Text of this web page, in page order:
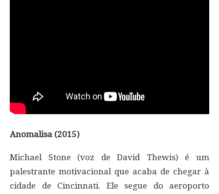
Anomalisa (2015)
Michael Stone (voz de David Thewis) é um
palestrante motivacional que acaba de chegar à
cidade de Cincinnati. Ele segue do aeroporto